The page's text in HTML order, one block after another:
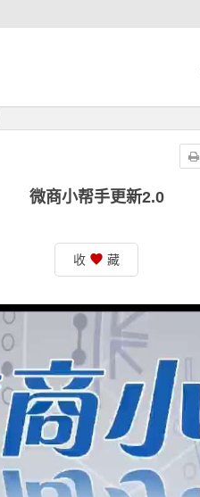
微商小帮手更新2.0
收 藏